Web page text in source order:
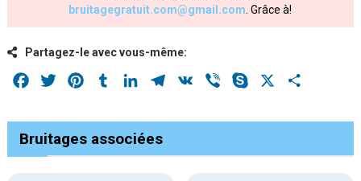
bruitagegratuit.com@gmail.com . Grâce à!
Partagez-le avec vous-même:
Facebook
Twitter PinterestTumblrLinkedInTelegram
VK Viber Skype
Bruitages associées